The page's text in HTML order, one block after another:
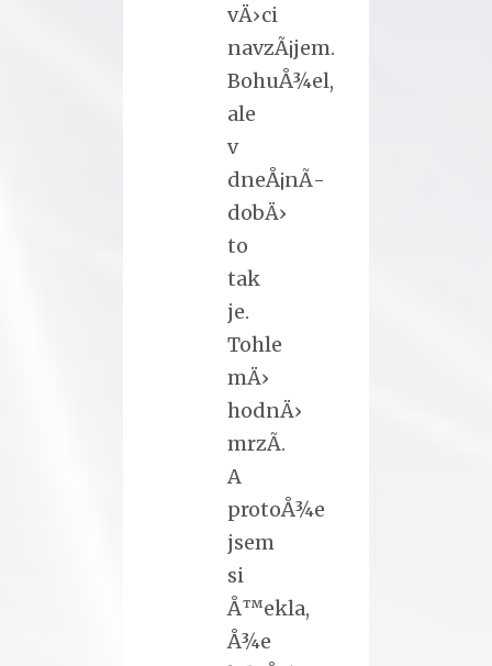
vÄ›ci
navzÃ¡jem.
BohuÅ¾el,
ale
v
dneÅ¡nÃ­
dobÄ›
to
tak
je.
Tohle
mÄ›
hodnÄ›
mrzÃ­.
A
protoÅ¾e
jsem
si
Å™ekla,
Å¾e